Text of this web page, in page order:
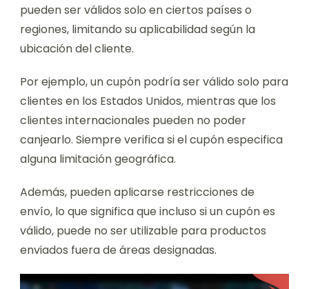
pueden ser válidos solo en ciertos países o
regiones, limitando su aplicabilidad según la
ubicación del cliente.
Por ejemplo, un cupón podría ser válido solo para
clientes en los Estados Unidos, mientras que los
clientes internacionales pueden no poder
canjearlo. Siempre verifica si el cupón especifica
alguna limitación geográfica.
Además, pueden aplicarse restricciones de
envío, lo que significa que incluso si un cupón es
válido, puede no ser utilizable para productos
enviados fuera de áreas designadas.